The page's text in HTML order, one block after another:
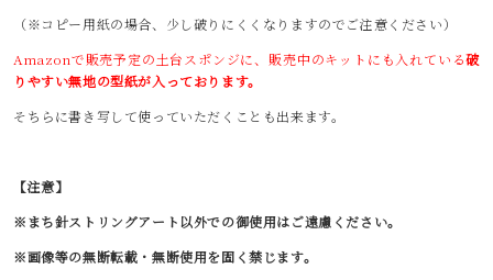
（※コピー用紙の場合、少し破りにくくなりますのでご注意ください）
Amazonで販売予定の土台スポンジに、販売中のキットにも入れている破
りやすい無地の型紙が入っております。
そちらに書き写して使っていただくことも出来ます。
【注意】
※まち針ストリングアート以外での御使用はご遠慮ください。
※画像等の無断転載・無断使用を固く禁じます。